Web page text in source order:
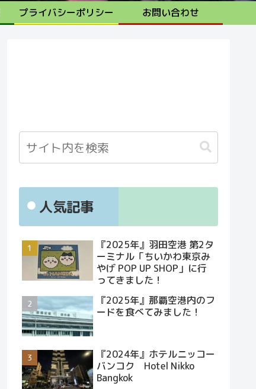
プライバシーポリシー お問い合わせ
人気記事
『2025年』羽田空港 第2タ
ーミナル「ちいかわ東京み
やげ POP UP SHOP」に行
ってきました！
『2025年』那覇空港内のフ
ードを食べてみました！
『2024年』ホテルニッコー
バンコク Hotel Nikko
Bangkok